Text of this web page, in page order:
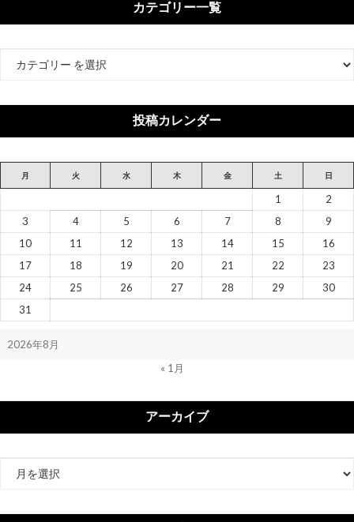
カテゴリー一覧
リ
投稿カレンダー
2026年8月
月 火 水 木 金 土 日
1
2
3
4 5 6 7 8
9
10
11 12 13 14 15
16
17
18 19 20 21 22
23
24
25 26 27 28 29
30
31
« 1月
アーカイブ
イ